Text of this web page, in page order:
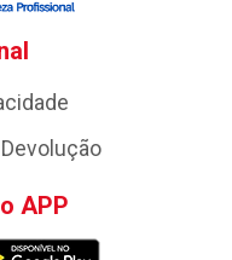
APP